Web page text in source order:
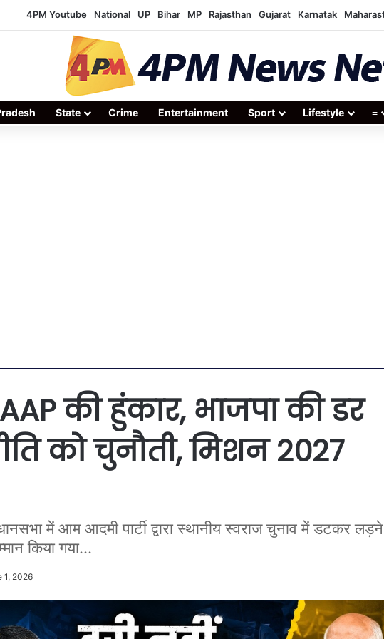
4PM Youtube National UP Bihar MP Rajasthan Gujarat Karnatak
State Crime Entertainment Sport Lifestyle ≡
की हुंकार, भाजपा की डर
को चुनौती, मिशन 2027
में आम आदमी पार्टी द्वारा स्थानीय स्वराज चुनाव में डटकर लड़ने
किया गया...
1, 2026